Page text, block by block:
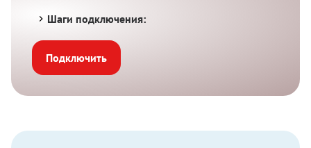
Шаги подключения:
Подключить